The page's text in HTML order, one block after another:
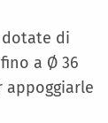
dotate di
a Ø 36
appoggiarle